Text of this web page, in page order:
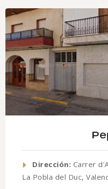
Dirección: Carrer
La Pobla del Duc,